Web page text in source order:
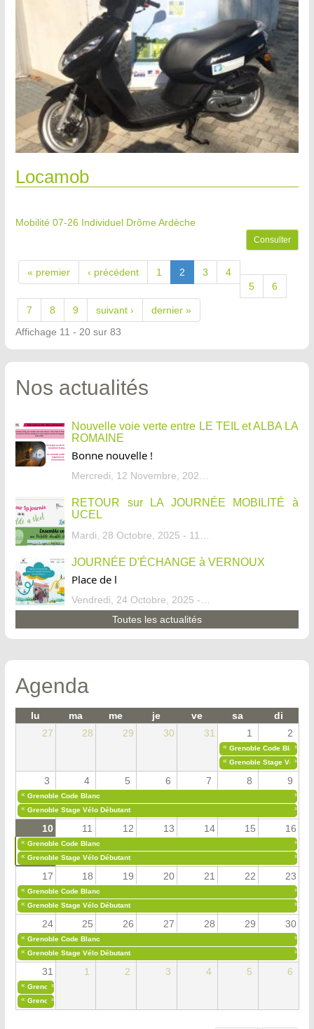
Locamob
Mobilité 07-26 Individuel Drôme Ardèche
Consulter
« premier ‹ précédent 1 2 3
4
5
6
7 8 9 suivant ›
dernier »
Affichage 11 - 20 sur 83
Nos actualités
Nouvelle voie verte entre LE TEIL et ALBA LA
ROMAINE
Bonne nouvelle !
Mercredi, 12 Novembre, 2025 - 13:34
RETOUR sur LA JOURNÉE MOBILITÉ à
UCEL
Mardi, 28 Octobre, 2025 - 11:46
JOURNÉE D'ÉCHANGE à VERNOUX
Place de l
Vendredi, 24 Octobre, 2025 - 13:07
Toutes les actualités
Agenda
lu ma me je ve sa
di
27
28 29 30 31 1 2
« Grenoble Code Blanc
»
« Grenoble Stage Vélo
»
3 4 5 6 7 8 9
« Grenoble Code Blanc
»
« Grenoble Stage Vélo Débutant »
10 11 12 13 14 15 16
« Grenoble Code Blanc
»
« Grenoble Stage Vélo Débutant »
17 18 19 20 21 22 23
« Grenoble Code Blanc
»
« Grenoble Stage Vélo Débutant »
24 25 26 27 28 29 30
« Grenoble Code Blanc
»
« Grenoble Stage Vélo Débutant »
31 1 2 3 4 5 6
« Grenoble Code Blanc
»
« Grenoble Stage Vélo Débutant
»